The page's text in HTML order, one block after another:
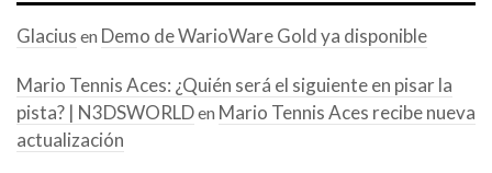
Glacius en Demo de WarioWare Gold ya disponible
Mario Tennis Aces: ¿Quién será el siguiente en pisar la
pista? | N3DSWORLDen Mario Tennis Aces recibe nueva
actualización